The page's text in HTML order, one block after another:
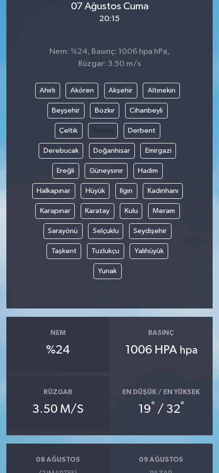
07 Ağustos Cuma
20:15
Nem: %24, Basınç: 1006 hpa hPa,
Rüzgar: 3.50 m/s
Ahırlı Akören Akşehir Altınekin
Beyşehir Bozkır Cihanbeyli
Çeltik Çumra Derbent
Derebucak Doğanhisar Emirgazi
Ereğli Güneysınır Hadim
Halkapınar Hüyük Ilgın Kadınhanı
Karapınar Karatay Kulu Meram
Sarayönü Selçuklu Seydişehir
Taşkent Tuzlukçu Yalıhüyük
Yunak
NEM
%24
BASINÇ
1006 HPA hpa
RÜZGAR
3.50 M/S
EN DÜŞÜK / EN YÜKSEK
19° / 32°
08 AĞUSTOS 09 AĞUSTOS
Bilim, Teknoloji